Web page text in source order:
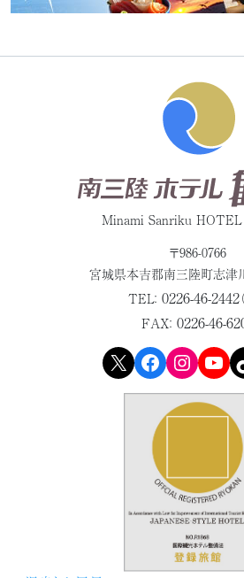
Minami Sanriku
〒986-0766
宮城県本吉郡南三陸町志津
TEL： 0226-46-2442
FAX： 0226-46-
X Facebook Instagram YouTube TikTok